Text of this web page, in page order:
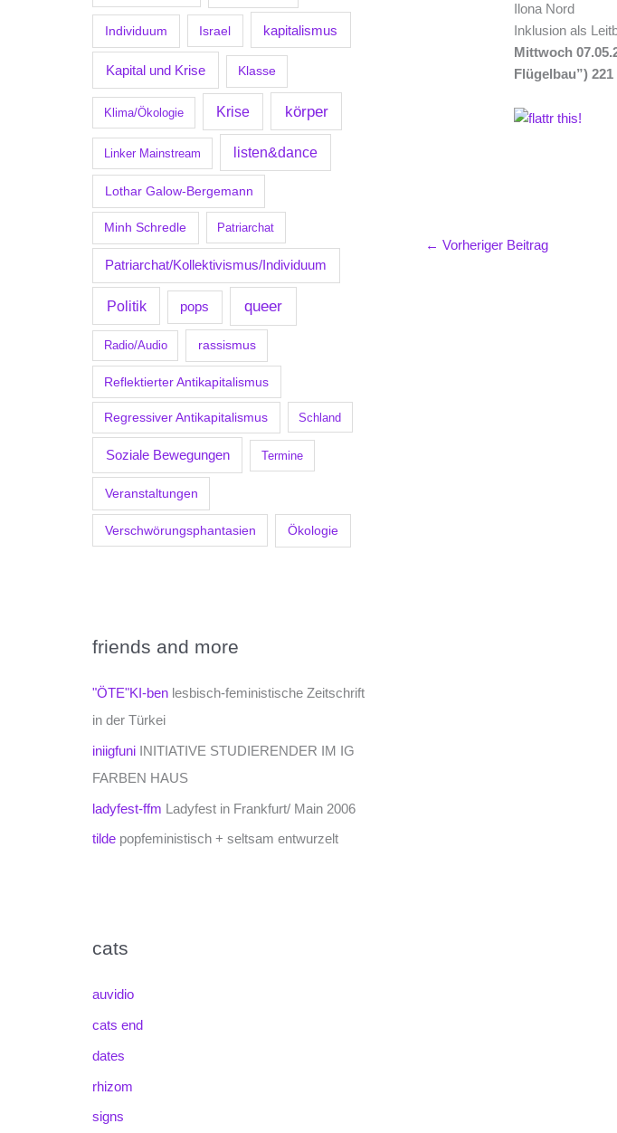
Individuum Israel kapitalismus
Kapital und Krise Klasse
Klima/Ökologie Krise körper
Linker Mainstream listen&dance
Lothar Galow-Bergemann
Minh Schredle Patriarchat
Patriarchat/Kollektivismus/Individuum
Politik pops queer
Radio/Audio rassismus
Reflektierter Antikapitalismus
Regressiver Antikapitalismus Schland
Soziale Bewegungen Termine
Veranstaltungen
Verschwörungsphantasien Ökologie
friends and more
"ÖTE"KI-ben lesbisch-feministische Zeitschrift
in der Türkei
iniigfuni INITIATIVE STUDIERENDER IM IG
FARBEN HAUS
ladyfest-ffm Ladyfest in Frankfurt/ Main 2006
tilde popfeministisch + seltsam entwurzelt
cats
auvidio
cats end
dates
rhizom
signs
Ilona Nord
Inklusion als
Mittwoch
Flügelbau”) 221
← Vorheriger Beitrag